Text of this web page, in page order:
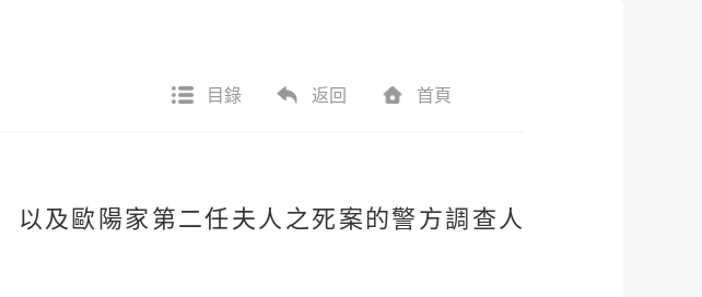
目錄 返回 首頁
以及歐陽家第二任夫人之死案的警方調查人